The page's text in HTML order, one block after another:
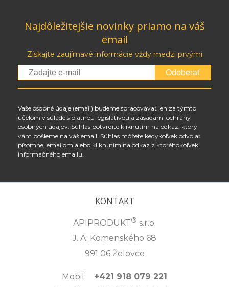
Najdôležitejšie novinky priamo na váš
email
Získajte zaujímavé informácie vždy medzi prvými
Odoberať
Vaše osobné údaje (email) budeme spracovávať len za týmto
účelom v súlade s platnou legislatívou a zásadami ochrany
osobných údajov. Súhlas potvrdíte kliknutím na odkaz, ktorý
vám pošleme na váš email. Súhlas môžete kedykoľvek odvolať
písomne, emailom alebo kliknutím na odkaz z ktoréhokoľvek
informačného emailu.
KONTAKT
APIPRODUKT® s.r.o.
J. A. Komenského 68
991 06 Želovce
Mobil: +421 918 079 221